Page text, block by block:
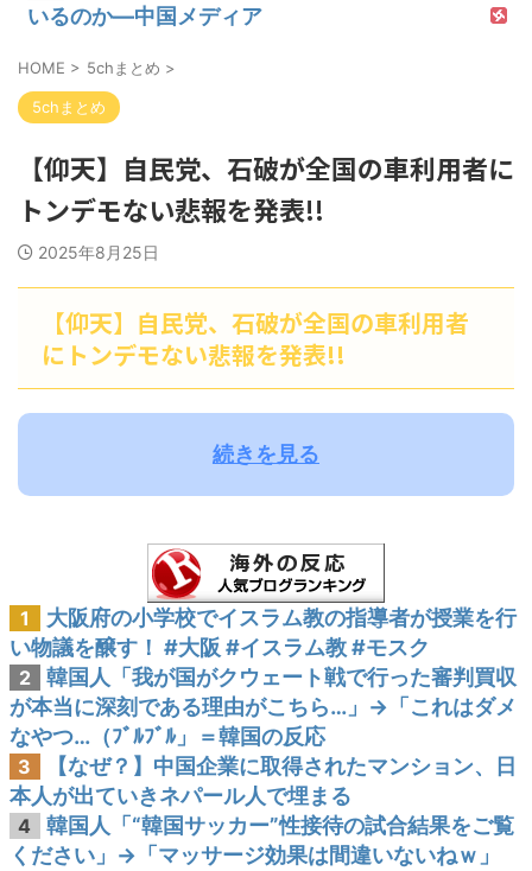
いるのか―中国メディア
HOME > 5chまとめ >
5chまとめ
【仰天】自民党、石破が全国の車利用者に
トンデモない悲報を発表!!
2025年8月25日
【仰天】自民党、石破が全国の車利用者
にトンデモない悲報を発表!!
続きを見る
1
大阪府の小学校でイスラム教の指導者が授業を行
い物議を醸す！ #大阪 #イスラム教 #モスク
2
韓国人「我が国がクウェート戦で行った審判買収
が本当に深刻である理由がこちら…」→「これはダメ
なやつ…（ﾌﾞﾙﾌﾞﾙ」＝韓国の反応
3
【なぜ？】中国企業に取得されたマンション、日
本人が出ていきネパール人で埋まる
4
韓国人「“韓国サッカー”性接待の試合結果をご覧
ください」→「マッサージ効果は間違いないねｗ」